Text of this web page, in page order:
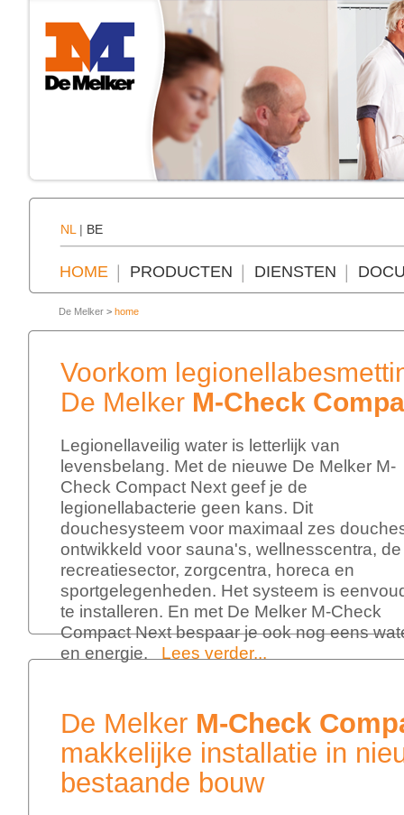
NL | BE
HOME PRODUCTEN DIENSTEN
De Melker > home
Voorkom
De Melker M-Check
Legionellaveilig water is letterlijk van
levensbelang. Met de nieuwe De Melker M-
Check Compact Next geef je de
legionellabacterie geen kans. Dit
douchesysteem voor maximaal zes
ontwikkeld voor sauna's, wellnesscentra, de
recreatiesector, zorgcentra, horeca en
sportgelegenheden. Het systeem is
te installeren. En met De Melker M-Check
Compact Next bespaar je ook nog eens
en energie. Lees verder...
De Melker M-Check
makkelijke installatie in
bestaande bouw